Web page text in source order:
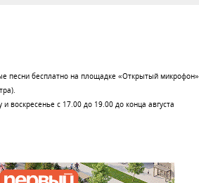
песни бесплатно на площадке «Открытый микрофон»
воскресенье с 17.00 до 19.00 до конца августа